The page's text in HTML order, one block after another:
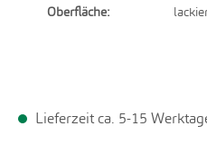
Oberfläche:
Lieferzeit ca. 5-15